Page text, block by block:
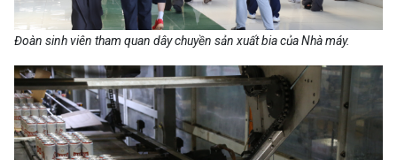
Đoàn sinh viên tham quan dây chuyền sản xuất bia của Nhà máy.